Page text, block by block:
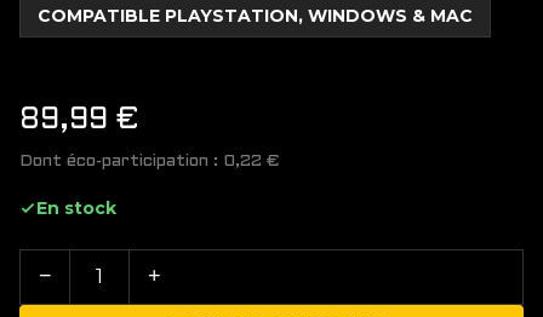
COMPATIBLE PLAYSTATION, WINDOWS & MAC
89,99 €
Dont éco-participation : 0,22 €
En stock
− +